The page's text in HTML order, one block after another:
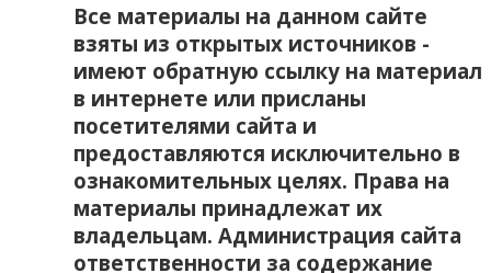
Все материалы на данном сайте
взяты из открытых источников -
имеют обратную ссылку на материал
в интернете или присланы
посетителями сайта и
предоставляются исключительно в
ознакомительных целях. Права на
материалы принадлежат их
владельцам. Администрация сайта
ответственности за содержание